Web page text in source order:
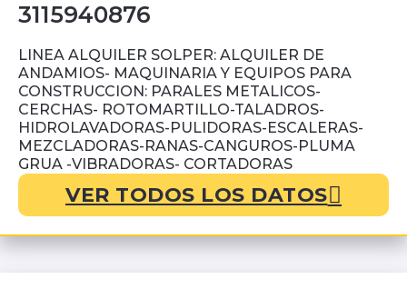
3115940876
LINEA ALQUILER SOLPER: ALQUILER DE
ANDAMIOS- MAQUINARIA Y EQUIPOS PARA
CONSTRUCCION: PARALES METALICOS-
CERCHAS- ROTOMARTILLO-TALADROS-
HIDROLAVADORAS-PULIDORAS-ESCALERAS-
MEZCLADORAS-RANAS-CANGUROS-PLUMA
GRUA -VIBRADORAS- CORTADORAS
VER TODOS LOS DATOS